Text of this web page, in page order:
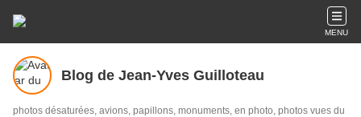
MENU
Blog de Jean-Yves Guilloteau
photos désaturées, avions, papillons, monuments, en photo, photos vues du